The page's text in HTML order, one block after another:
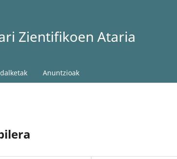
Zientifikoen Ataria
Anuntzioak